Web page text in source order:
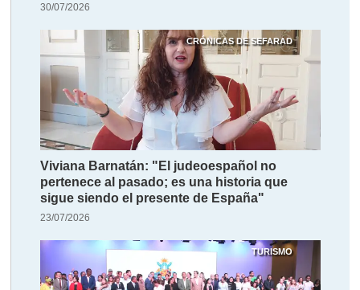
30/07/2026
CRÓNICAS DE SEFARAD
Viviana Barnatán: "El judeoespañol no
pertenece al pasado; es una historia que
sigue siendo el presente de España"
23/07/2026
TURISMO